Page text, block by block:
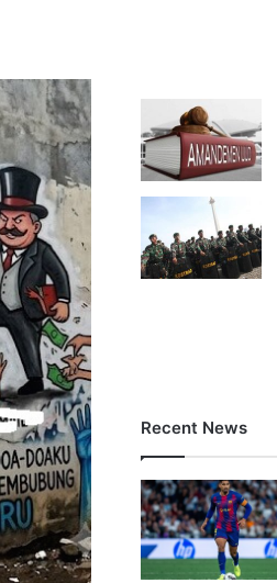
Recent News